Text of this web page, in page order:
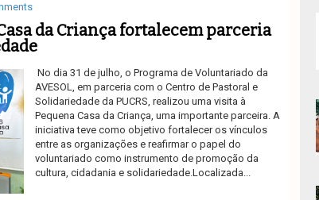
da Criança fortalecem parceria
No dia 31 de julho, o Programa de Voluntariado da
AVESOL, em parceria com o Centro de Pastoral e
Solidariedade da PUCRS, realizou uma visita à
Pequena Casa da Criança, uma importante parceira. A
iniciativa teve como objetivo fortalecer os vínculos
entre as organizações e reafirmar o papel do
voluntariado como instrumento de promoção da
cultura, cidadania e solidariedade.Localizada...